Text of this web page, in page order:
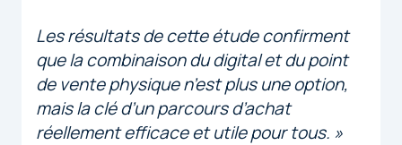
Les résultats de cette étude confirment
que la combinaison du digital et du point
de vente physique n’est plus une option,
mais la clé d’un parcours d’achat
réellement efficace et utile pour tous. »